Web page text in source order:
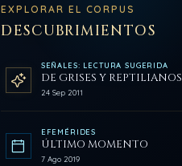
EXPLORAR EL CORPUS
DESCUBRIMIENTOS
SEÑALES: LECTURA SUGERIDA
DE GRISES Y REPTILIANOS
24 Sep 2011
EFEMÉRIDES
ÚLTIMO MOMENTO
7 Ago 2019